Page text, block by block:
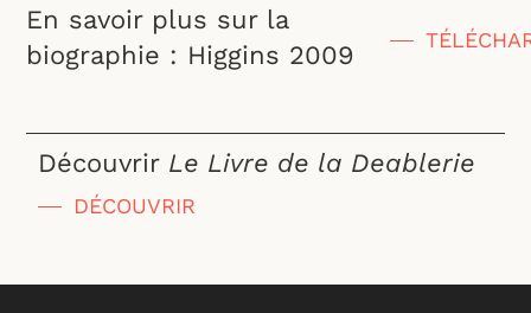
En savoir plus sur la
biographie : Higgins 2009
Découvrir Le Livre de la Deablerie
DÉCOUVRIR